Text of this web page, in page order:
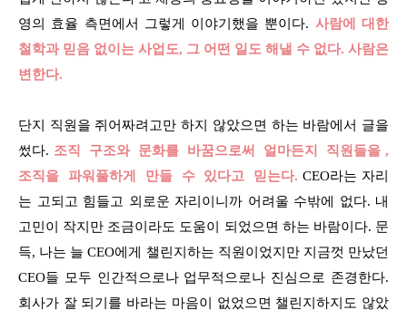
영의 효율 측면에서 그렇게 이야기했을 뿐이다. 사람에 대한
철학과 믿음 없이는 사업도, 그 어떤 일도 해낼 수 없다. 사람은
변한다.
단지 직원을 쥐어짜려고만 하지 않았으면 하는 바람에서 글을
썼다. 조직 구조와 문화를 바꿈으로써 얼마든지 직원들을 ,
조직을 파워풀하게 만들 수 있다고 믿는다. CEO라는 자리
는 고되고 힘들고 외로운 자리이니까 어려울 수밖에 없다. 내
고민이 작지만 조금이라도 도움이 되었으면 하는 바람이다. 문
득, 나는 늘 CEO에게 챌린지하는 직원이었지만 지금껏 만났던
CEO들 모두 인간적으로나 업무적으로나 진심으로 존경한다.
회사가 잘 되기를 바라는 마음이 없었으면 챌린지하지도 않았